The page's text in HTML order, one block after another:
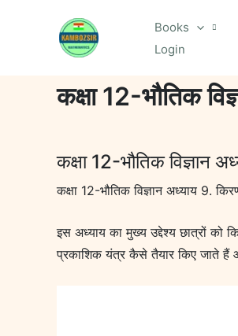
Books
Login
कक्षा 12-भौतिक
कक्षा 12-भौतिक विज्ञान
कक्षा 12-भौतिक विज्ञान अध्याय 9.
इस अध्याय का मुख्य उद्देश्य छात्रों को
प्रकाशिक यंत्र कैसे तैयार किए जाते हैं